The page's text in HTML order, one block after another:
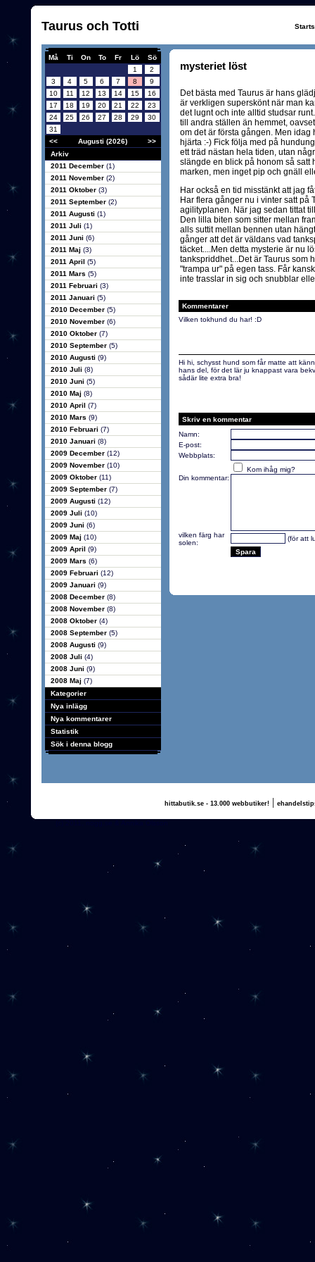
Taurus och Totti
Må Ti On To Fr Lö
Sö
1
2
3
4 5 6 7 8
9
10
11 12 13 14 15
16
17
18 19 20 21 22
23
24
25 26 27 28 29
30
31
<<
Augusti (2026)
>>
Arkiv
2011 December (1)
2011 November (2)
2011 Oktober (3)
2011 September (2)
2011 Augusti (1)
2011 Juli (1)
2011 Juni (6)
2011 Maj (3)
2011 April (5)
2011 Mars (5)
2011 Februari (3)
2011 Januari (5)
2010 December (5)
2010 November (6)
2010 Oktober (7)
2010 September (5)
2010 Augusti (9)
2010 Juli (8)
2010 Juni (5)
2010 Maj (8)
2010 April (7)
2010 Mars (9)
2010 Februari (7)
2010 Januari (8)
2009 December (12)
2009 November (10)
2009 Oktober (11)
2009 September (7)
2009 Augusti (12)
2009 Juli (10)
2009 Juni (6)
2009 Maj (10)
2009 April (9)
2009 Mars (6)
2009 Februari (12)
2009 Januari (9)
2008 December (8)
2008 November (8)
2008 Oktober (4)
2008 September (5)
2008 Augusti (9)
2008 Juli (4)
2008 Juni (9)
2008 Maj (7)
Kategorier
Nya inlägg
Nya kommentarer
Statistik
Sök i denna blogg
mysteriet löst
Det bästa med Taurus är hans
är verkligen superskönt när man
det lugnt och inte alltid studsar
till andra ställen än hemmet,
om det är första gången. Men idag
hjärta :-) Fick följa med på
ett träd nästan hela tiden, utan
slängde en blick på honom så
marken, men inget pip och gnäll
Har också en tid misstänkt att jag
Har flera gånger nu i vinter satt på
agilityplanen. När jag sedan tittat
Den lilla biten som sitter mellan
alls suttit mellan bennen utan
gånger att det är väldans vad
täcket....Men detta mysterie är nu
tankspriddhet...Det är Taurus som
"trampa ur" på egen tass. Får
inte trasslar in sig och snubblar
Kommentarer
Vilken tokhund du har! :D
Hi hi, schysst hund som får matte att
hans del, för det lär ju knappast vara
sådär lite extra bra!
Skriv en kommentar
Namn:
E-post:
Webbplats:
Kom ihåg mig?
Din kommentar:
vilken färg har
solen:
(för att
hittabutik.se - 13.000 webbutiker!|